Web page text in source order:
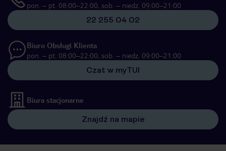
pon. – pt. 08:00–22:00, sob. – niedz. 09:00–21:00
22 255 04 02
Biuro Obsługi Klienta
pon. – pt. 08:00–22:00, sob. – niedz. 09:00–21:00
Czat w myTUI
Biura stacjonarne
Znajdź na mapie